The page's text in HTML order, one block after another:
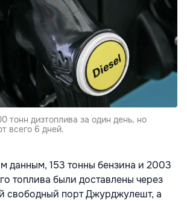
тонн дизтоплива за один день, но
всего 6 дней.
данным, 153 тонны бензина и 2003
топлива были доставлены через
свободный порт Джурджулешт, а